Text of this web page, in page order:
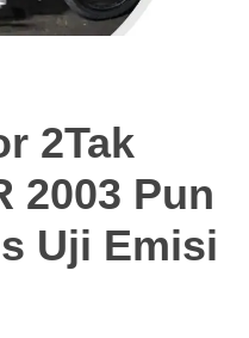
2Tak
2003 Pun
Uji Emisi